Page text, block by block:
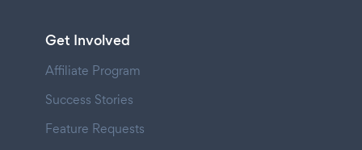
Get Involved
Affiliate Program
Success Stories
Feature Requests